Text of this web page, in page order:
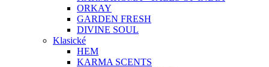
ORKAY
GARDEN FRESH
DIVINE SOUL
Klasické
HEM
KARMA SCENTS